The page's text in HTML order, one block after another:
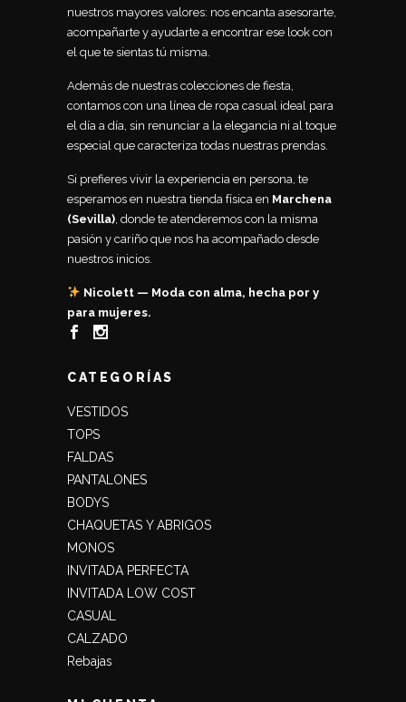
nuestros mayores valores: nos encanta asesorarte,
acompañarte y ayudarte a encontrar ese look con
el que te sientas tú misma.
Además de nuestras colecciones de fiesta,
contamos con una línea de ropa casual ideal para
el día a día, sin renunciar a la elegancia ni al toque
especial que caracteriza todas nuestras prendas.
Si prefieres vivir la experiencia en persona, te
esperamos en nuestra tienda física en Marchena
(Sevilla) , donde te atenderemos con la misma
pasión y cariño que nos ha acompañado desde
nuestros inicios.
Nicolett — Moda con alma, hecha por y
para mujeres.
CATEGORÍAS
VESTIDOS
TOPS
FALDAS
PANTALONES
BODYS
CHAQUETAS Y ABRIGOS
MONOS
INVITADA PERFECTA
INVITADA LOW COST
CASUAL
CALZADO
Rebajas